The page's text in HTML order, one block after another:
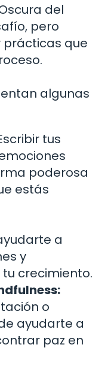
del
pero
prácticas que
algunas
tus
poderosa
estás
a
y
crecimiento.
o
ayudarte a
paz en